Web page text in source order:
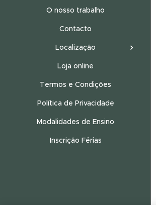
O nosso trabalho
Contacto
Localização
Loja online
Termos e Condições
Política de Privacidade
Modalidades de Ensino
Inscrição Férias